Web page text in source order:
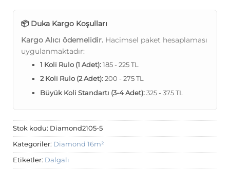
📦 Duka Kargo Koşulları
Kargo Alıcı ödemelidir. Hacimsel paket hesaplaması
uygulanmaktadır:
1 Koli Rulo (1 Adet):185 - 225 TL
2 Koli Rulo (2 Adet):200 - 275 TL
Büyük Koli Standartı (3-4 Adet):325 - 375 TL
Stok kodu: Diamond2105-5
Kategoriler: Diamond 16m²
Etiketler: Dalgalı